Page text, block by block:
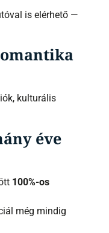
is elérhető —
kulturális
éve
100%-os
még mindig